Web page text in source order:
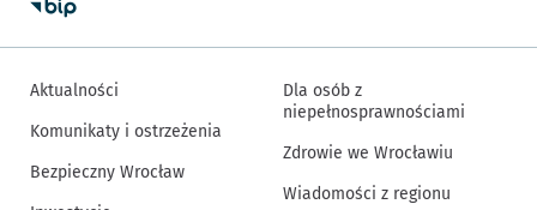
Aktualności
Komunikaty i ostrzeżenia
Bezpieczny Wrocław
Dla osób z
niepełnosprawnościami
Zdrowie we Wrocławiu
Wiadomości z regionu